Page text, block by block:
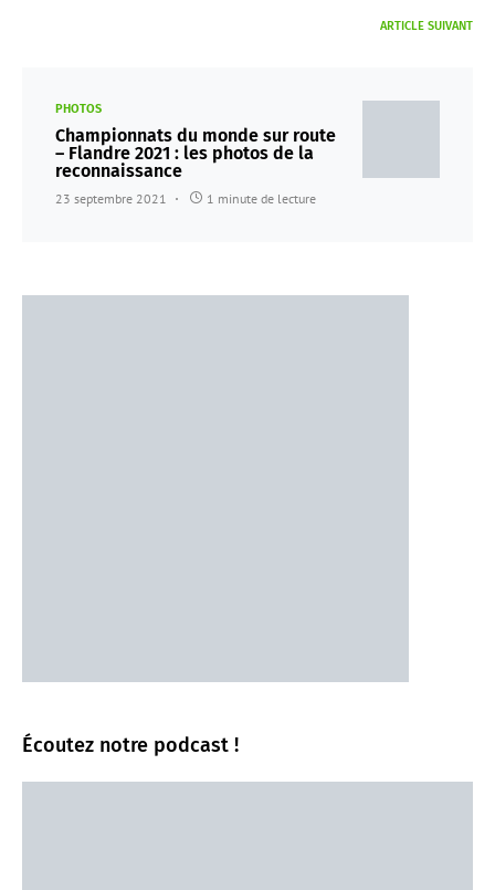
ARTICLE SUIVANT
PHOTOS
Championnats du monde sur route
– Flandre 2021 : les photos de la
reconnaissance
23 septembre 2021 1 minute de lecture
Écoutez notre podcast !